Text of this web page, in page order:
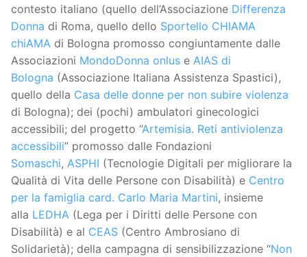
contesto italiano (quello dell’Associazione Differenza
Donna di Roma, quello dello Sportello CHIAMA
chiAMA di Bologna promosso congiuntamente dalle
Associazioni MondoDonna onlus e AIAS di
Bologna (Associazione Italiana Assistenza Spastici),
quello della Casa delle donne per non subire violenza
di Bologna); dei (pochi) ambulatori ginecologici
accessibili; del progetto “Artemisia. Reti antiviolenza
accessibili” promosso dalle Fondazioni
Somaschi, ASPHI (Tecnologie Digitali per migliorare la
Qualità di Vita delle Persone con Disabilità) e Centro
per la famiglia card. Carlo Maria Martini, insieme
alla LEDHA (Lega per i Diritti delle Persone con
Disabilità) e al CEAS (Centro Ambrosiano di
Solidarietà); della campagna di sensibilizzazione “Non